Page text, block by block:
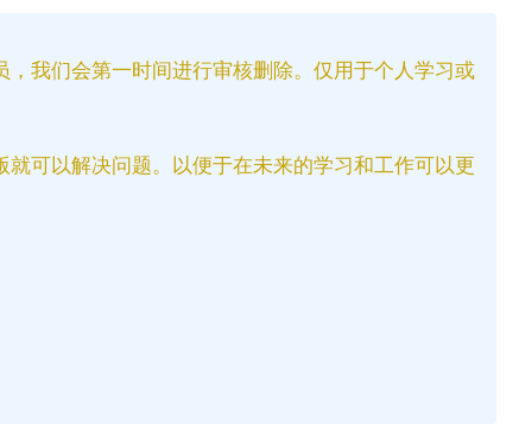
我们会第一时间进行审核删除。仅用于个人学习或
可以解决问题。以便于在未来的学习和工作可以更